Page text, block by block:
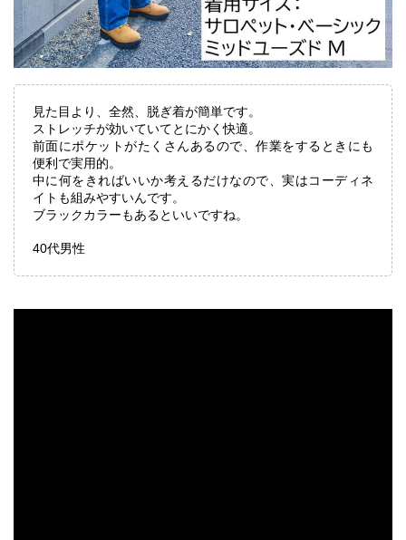
見た目より、全然、脱ぎ着が簡単です。
ストレッチが効いていてとにかく快適。
前面にポケットがたくさんあるので、作業をするときにも
便利で実用的。
中に何をきればいいか考えるだけなので、実はコーディネ
イトも組みやすいんです。
ブラックカラーもあるといいですね。
40代男性